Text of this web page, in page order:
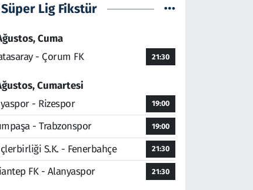
Süper Lig Fikstür
Cuma
- Çorum FK
21:30
Cumartesi
- Rizespor
19:00
- Trabzonspor 19:00
S.K. - Fenerbahçe 21:30
FK - Alanyaspor 21:30